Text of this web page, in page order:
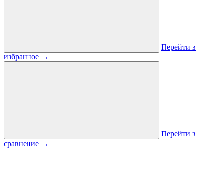
Перейти в
избранное →
Перейти в
сравнение →